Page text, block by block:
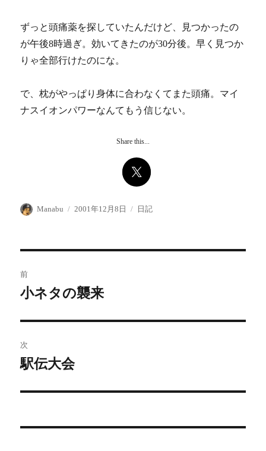
ずっと頭痛薬を探していたんだけど、見つかったの
が午後8時過ぎ。効いてきたのが30分後。早く見つか
りゃ全部行けたのにな。
で、枕がやっぱり身体に合わなくてまた頭痛。マイ
ナスイオンパワーなんてもう信じない。
Share this...
投
Manabu
投
2001年12月8日
カ
日記
稿
ビ
ゲ
ー
前
前
投
稿:
小ネタの襲来
次
次
投
駅伝大会